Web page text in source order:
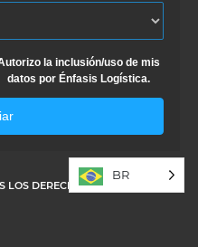
la inclusión/uso de mis
datos por Énfasis Logística.
DERECHOS RESERVADOS
BR